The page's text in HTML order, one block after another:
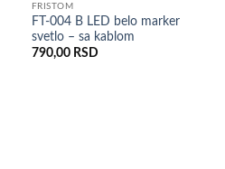
želja
FRISTOM
FT-004 B LED belo marker
svetlo – sa kablom
790,00 RSD